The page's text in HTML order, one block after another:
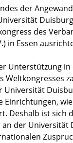
der
des
in Essen
Unterstützung
Einrichtungen,
Deshalb ist
der Universität